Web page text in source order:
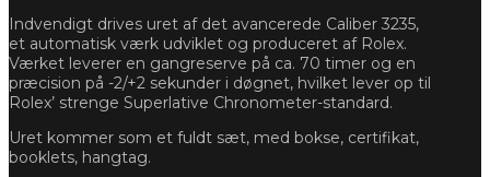
Indvendigt drives uret af det avancerede Caliber 3235,
et automatisk værk udviklet og produceret af Rolex.
Værket leverer en gangreserve på ca. 70 timer og en
præcision på -2/+2 sekunder i døgnet, hvilket lever op til
Rolex’ strenge Superlative Chronometer-standard.
Uret kommer som et fuldt sæt, med bokse, certifikat,
booklets, hangtag.